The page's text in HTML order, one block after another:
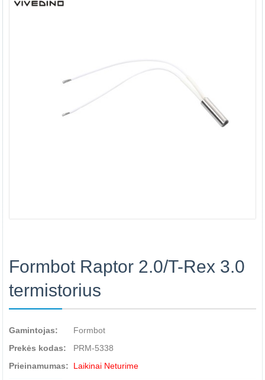
Formbot Raptor 2.0/T-Rex 3.0
termistorius
Gamintojas:
Formbot
Prekės kodas:
PRM-5338
Prieinamumas:
Laikinai Neturime